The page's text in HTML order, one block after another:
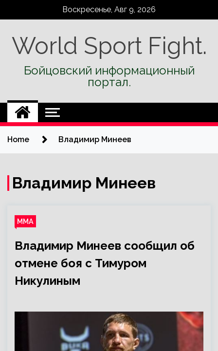
Воскресенье, Авг 9, 2026
World Sport Fight.
Бойцовский информационный
портал.
Home Владимир Минеев
Владимир Минеев
ММА
Владимир Минеев сообщил об
отмене боя с Тимуром
Никулиным